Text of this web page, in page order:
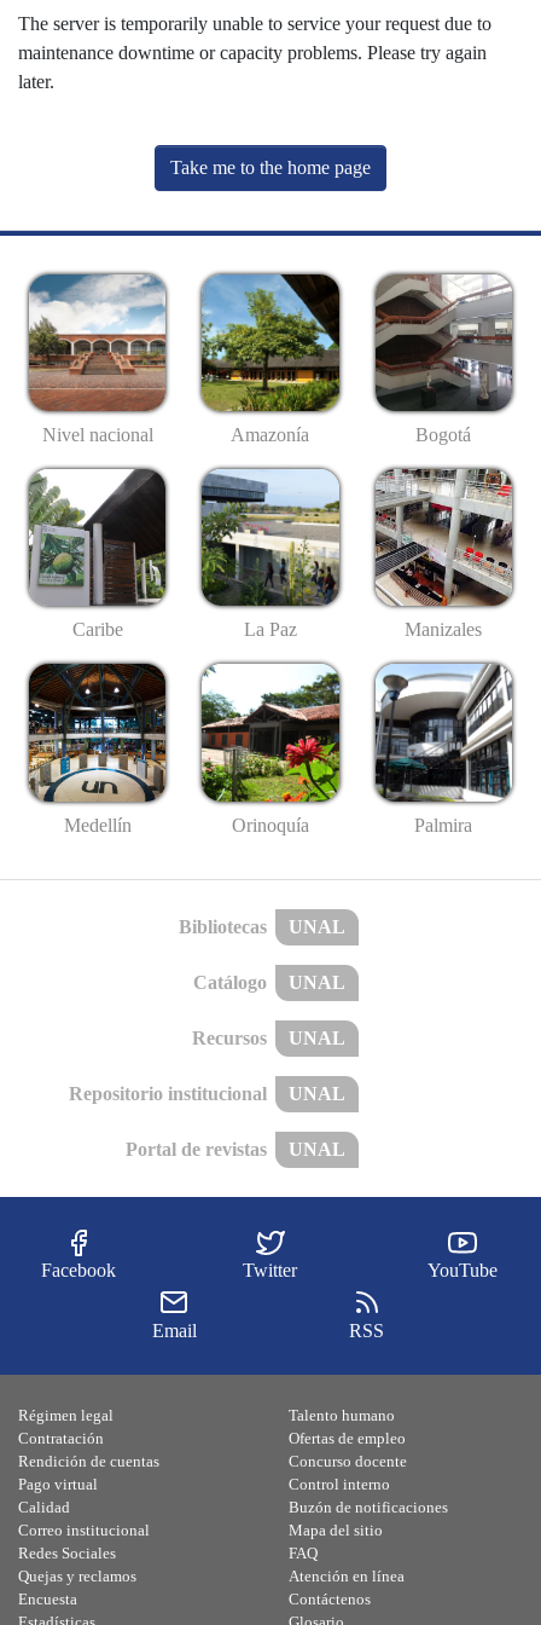
The server is temporarily unable to service your request due to
maintenance downtime or capacity problems. Please try again
later.
Take me to the home page
Nivel nacional Amazonía Bogotá
Caribe La Paz Manizales
Medellín Orinoquía Palmira
Bibliotecas UNAL
Catálogo UNAL
Recursos UNAL
Repositorio institucional UNAL
Portal de revistas UNAL
Facebook Twitter YouTube
Email RSS
Régimen legal
Contratación
Rendición de cuentas
Pago virtual
Calidad
Talento humano
Ofertas de empleo
Concurso docente
Control interno
Buzón de notificaciones
Correo institucional
Redes Sociales
Quejas y reclamos
Encuesta
Mapa del sitio
FAQ
Atención en línea
Contáctenos